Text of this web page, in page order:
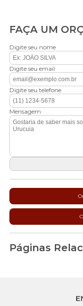
FAÇA UM
Digite seu nome
Digite seu email
Digite seu telefone
Mensagem
Páginas